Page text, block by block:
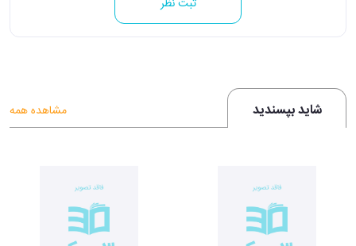
ثبت نظر
شاید بپسندید مشاهده همه